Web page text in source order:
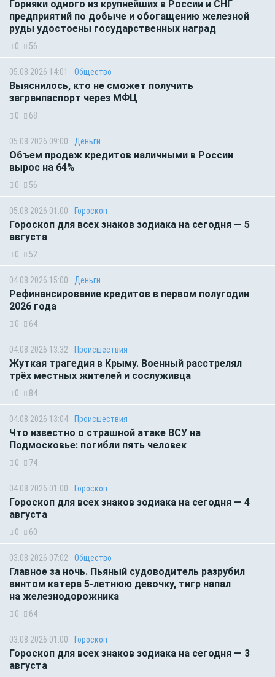
Горняки одного из крупнейших в России и СНГ
предприятий по добыче и обогащению железной
руды удостоены государственных наград
0 56
05.08.2026 14:01 Общество
Выяснилось, кто не сможет получить
загранпаспорт через МФЦ
0 68
05.08.2026 09:00 Деньги
Объем продаж кредитов наличными в России
вырос на 64%
0 56
05.08.2026 01:00 Гороскоп
Гороскоп для всех знаков зодиака на сегодня — 5
августа
0 52
04.08.2026 15:00 Деньги
Рефинансирование кредитов в первом полугодии
2026 года
0 64
04.08.2026 13:32 Происшествия
Жуткая трагедия в Крыму. Военный расстрелял
трёх местных жителей и сослуживца
0 84
04.08.2026 13:04 Происшествия
Что известно о страшной атаке ВСУ на
Подмосковье: погибли пять человек
0 74
04.08.2026 01:00 Гороскоп
Гороскоп для всех знаков зодиака на сегодня — 4
августа
0 60
03.08.2026 07:02 Общество
Главное за ночь. Пьяный судоводитель разрубил
винтом катера 5-летнюю девочку, тигр напал
на железнодорожника
0 64
03.08.2026 01:00 Гороскоп
Гороскоп для всех знаков зодиака на сегодня — 3
августа